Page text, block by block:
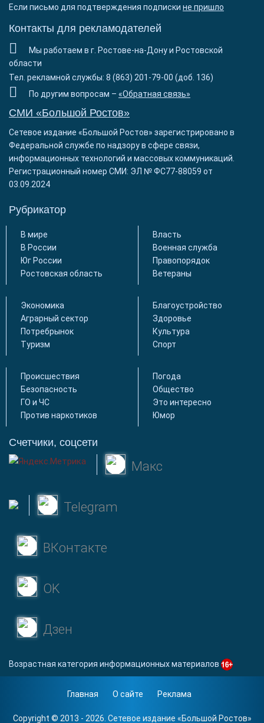
Если письмо для подтверждения подписки не пришло
Контакты для рекламодателей
Мы работаем в г. Ростове-на-Дону и Ростовской
области
Тел. рекламной службы: 8 (863) 201-79-00 (доб. 136)
По другим вопросам – «Обратная связь»
СМИ «Большой Ростов»
Сетевое издание «Большой Ростов» зарегистрировано в
Федеральной службе по надзору в сфере связи,
информационных технологий и массовых коммуникаций.
Регистрационный номер СМИ: ЭЛ № ФС77-88059 от
03.09.2024
Рубрикатор
В мире
В России
Юг России
Ростовская область
Власть
Военная служба
Правопорядок
Ветераны
Экономика
Аграрный сектор
Потребрынок
Туризм
Благоустройство
Здоровье
Культура
Спорт
Происшествия
Безопасность
ГО и ЧС
Против наркотиков
Погода
Общество
Это интересно
Юмор
Счетчики, соцсети
Макс
Telegram
ВКонтакте
OK
Дзен
Возрастная категория информационных материалов
Главная О сайте Реклама
Copyright © 2013 - 2026. Сетевое издание «Большой Ростов»